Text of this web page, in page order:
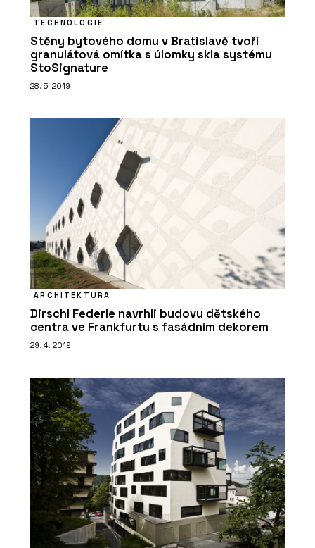
TECHNOLOGIE
Stěny bytového domu v Bratislavě tvoří
granulátová omítka s úlomky skla systému
StoSignature
28. 5. 2019
ARCHITEKTURA
Dirschl Federle navrhli budovu dětského
centra ve Frankfurtu s fasádním dekorem
29. 4. 2019